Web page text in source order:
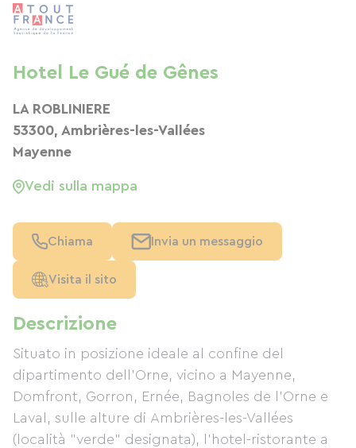
Descrizione
Situato in posizione ideale al confine del
dipartimento dell'Orne, vicino a Mayenne,
Domfront, Gorron, Ernée, Bagnoles de l'Orne e
Laval, sulle alture di Ambrières-les-Vallées
(località "verde" designata), l'hotel-ristorante a
Hotel Le Gué de Gênes
LA ROBLINIERE
53300, Ambrières-les-Vallées
Mayenne
Vedi sulla mappa
Chiama Invia un messaggio
Visita il sito